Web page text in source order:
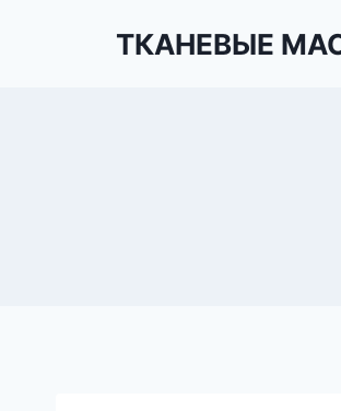
ТКАНЕВЫЕ